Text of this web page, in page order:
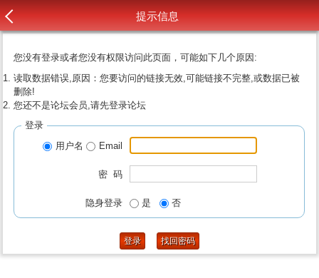
提示信息
您没有登录或者您没有权限访问此页面，可能如下几个原因:
读取数据错误,原因：您要访问的链接无效,可能链接不完整,或数据已被
删除!
您还不是论坛会员,请先登录论坛
登录
用户名
Email
密 码
隐身登录 是 否